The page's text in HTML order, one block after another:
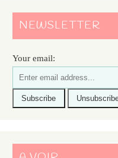
NEWSLETTER
Your email: